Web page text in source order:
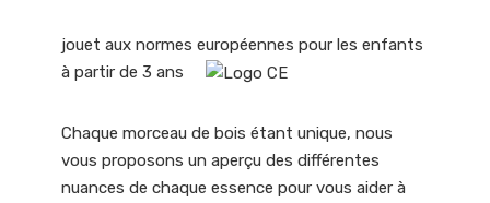
jouet aux normes européennes pour les enfants
à partir de 3 ans
Chaque morceau de bois étant unique, nous
vous proposons un aperçu des différentes
nuances de chaque essence pour vous aider à